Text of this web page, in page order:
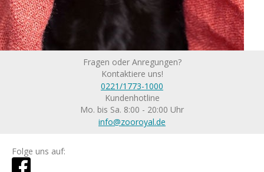
Fragen oder Anregungen?
Kontaktiere uns!
0221/1773-1000
Kundenhotline
Mo. bis Sa. 8:00 - 20:00 Uhr
info@zooroyal.de
Folge uns auf: